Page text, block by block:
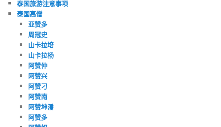
泰国旅游注意事项
泰国高僧
亚赞多
周冠史
山卡拉培
山卡拉杨
阿赞仲
阿赞兴
阿赞刁
阿赞南
阿赞坤潘
阿赞多